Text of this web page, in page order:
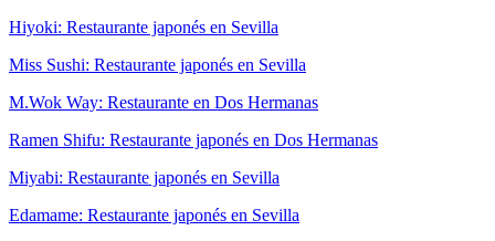
Hiyoki: Restaurante japonés en Sevilla
Miss Sushi: Restaurante japonés en Sevilla
M.Wok Way: Restaurante en Dos Hermanas
Ramen Shifu: Restaurante japonés en Dos Hermanas
Miyabi: Restaurante japonés en Sevilla
Edamame: Restaurante japonés en Sevilla